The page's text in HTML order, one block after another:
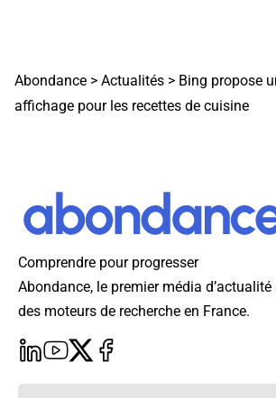
Abondance > Actualités > Bing propose
affichage pour les recettes de cuisine
Comprendre pour progresser
Abondance, le premier média
des moteurs de recherche en France.